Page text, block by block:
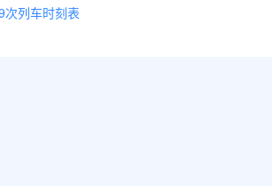
次列车时刻表